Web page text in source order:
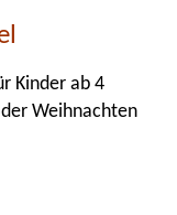
Kinder ab 4
Weihnachten